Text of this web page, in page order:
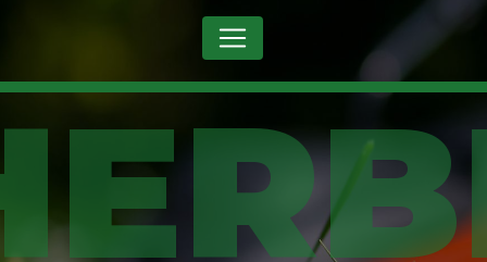
Panneau de gestion des cookies